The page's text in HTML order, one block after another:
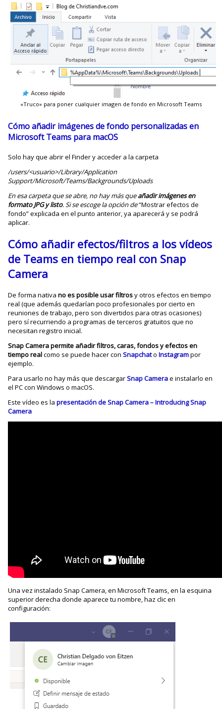
«Truco» para poner cualquier imagen de fondo en Microsoft Teams
Cómo añadir imágenes de fondo personalizadas en
Microsoft Teams para macOS
Solo hay que abrir el Finder y acceder a la carpeta
/users/<usuario>/Library/Application
Support/Microsoft/Teams/Backgrounds/Uploads
En esa carpeta que se abre, no hay más queañadir imágenes en
formato JPG y listo. Si se escoge la opción de“Mostrar efectos de
fondo” explicada en el punto anterior, ya aparecerá y se podrá
aplicar.
Cómo añadir efectos/filtros a los vídeos
de Teams en tiempo real con Snap
Camera
De forma nativano es posible usar filtrosy otros efectos en tiempo
real (que además quedarían poco profesionales por cierto en
reuniones de trabajo, pero son divertidos para otras ocasiones)
pero sí recurriendo a programas de terceros gratuitos que no
necesitan registro inicial.
Snap Camera permite añadir filtros, caras, fondos y efectos en
tiempo realcomo se puede hacer conSnapchatoInstagrampor
ejemplo.
Para usarlo no hay más que descargarSnap Camerae instalarlo en
el PC con Windows o macOS.
Este vídeo es lapresentación de Snap Camera – Introducing Snap
Camera
Una vez instalado Snap Camera, en Microsoft Teams, en la esquina
superior derecha donde aparece tu nombre, haz clic en
configuración: